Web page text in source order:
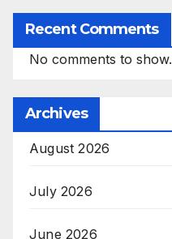
Recent Comments
No comments to show.
Archives
August 2026
July 2026
June 2026